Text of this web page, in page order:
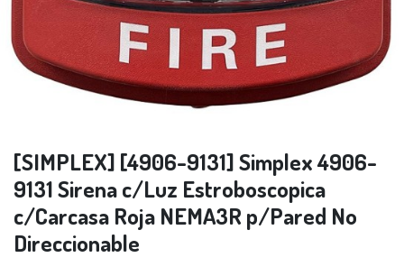
[SIMPLEX] [4906-9131] Simplex 4906-
9131 Sirena c/Luz Estroboscopica
c/Carcasa Roja NEMA3R p/Pared No
Direccionable